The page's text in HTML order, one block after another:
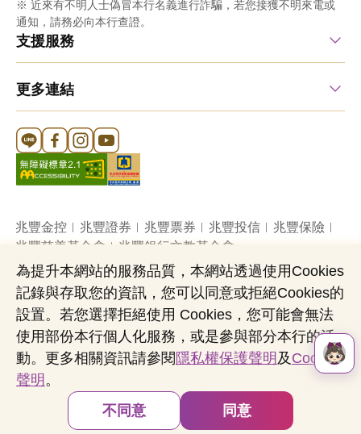
※ 近來有不明人士偽冒本行名義進行詐騙，若您接獲不明來電或
通知，請務必向本行查證。
支援服務
更多連結
Line 官方帳號
FB 官方帳號
Instagram 官方帳號
YouTube 官方帳號
兆豐金控 兆豐證券 兆豐票券 兆豐投信
兆豐保險
兆豐慈善基金會
兆豐銀行文教基金會
網站導覽 法定公開揭露事項
機構投資人盡職治理
隱私權聲明
共同行銷專區 國內外幣清算
營業人：兆豐國際商業銀行股份有限公司
營利事業統一編號：03705903
Copyright © by Mega International Commercial
為提升本網站的服務品質，本網站透過使用Cookies
記錄與存取您的資訊，您可以同意或拒絕Cookies的
設置。若您選擇拒絕使用 Cookies，您可能會無法
使用部份本行個人化服務，或是參與部分本行的活
動。更多相關資訊請參閱 隱私權保護聲明 及 Cookies
聲明 。
不同意
同意